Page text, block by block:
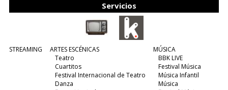
Servicios
STREAMING
ARTES ESCÉNICAS
Teatro
Cuartitos
Festival Internacional de Teatro
Danza
MÚSICA
BBK LIVE
Festival Música
Música Infantil
Música